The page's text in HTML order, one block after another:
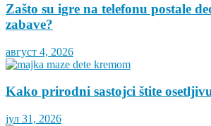
Zašto su igre na telefonu postale
zabave?
август 4, 2026
Kako prirodni sastojci štite
јул 31, 2026